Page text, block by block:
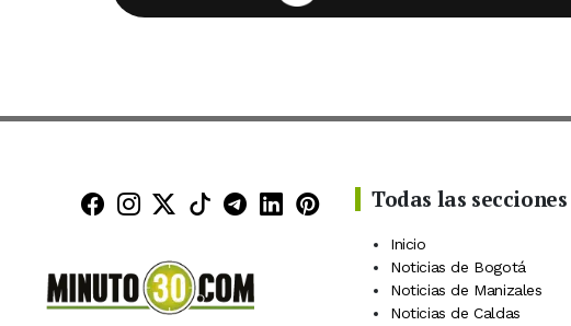
Minuto30 en Facebook
Minuto30 en Instagram
Minuto30 en X (Twitter)
Minuto30 en TikTok
Canal de Minuto30 en
Minuto30 en LinkedIn
Minuto30 en Pinterest
Todas las secciones
Inicio
Noticias de Bogotá
Noticias de Manizales
Noticias de Caldas